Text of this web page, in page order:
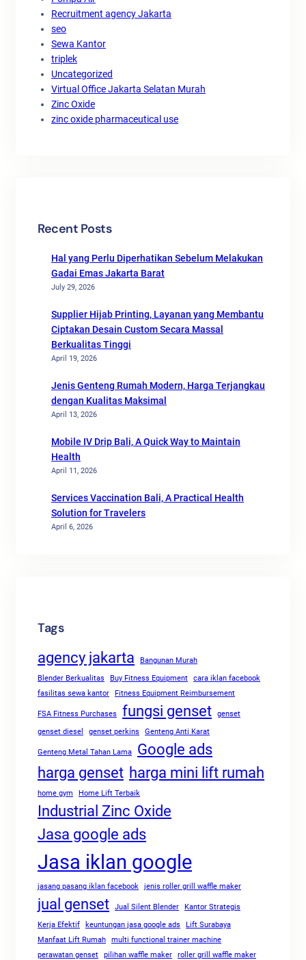
Recruitment agency Jakarta
seo
Sewa Kantor
triplek
Uncategorized
Virtual Office Jakarta Selatan Murah
Zinc Oxide
zinc oxide pharmaceutical use
Recent Posts
Hal yang Perlu Diperhatikan Sebelum Melakukan
Gadai Emas Jakarta Barat
July 29, 2026
Supplier Hijab Printing, Layanan yang Membantu
Ciptakan Desain Custom Secara Massal
Berkualitas Tinggi
April 19, 2026
Jenis Genteng Rumah Modern, Harga Terjangkau
dengan Kualitas Maksimal
April 13, 2026
Mobile IV Drip Bali, A Quick Way to Maintain
Health
April 11, 2026
Services Vaccination Bali, A Practical Health
Solution for Travelers
April 6, 2026
Tags
agency jakarta
Bangunan Murah
Blender Berkualitas
Buy Fitness Equipment
cara iklan facebook
fasilitas sewa kantor
Fitness Equipment Reimbursement
FSA Fitness Purchases fungsi genset
genset
genset diesel
genset perkins Genteng Anti Karat
Genteng Metal Tahan Lama
Google ads
harga genset harga mini lift rumah
home gym Home Lift Terbaik
Industrial Zinc Oxide
Jasa google ads
Jasa iklan google
jasang pasang iklan facebook jenis roller grill waffle maker
jual genset Jual Silent Blender
Kantor Strategis
Kerja Efektif
keuntungan jasa google ads
Lift Surabaya
Manfaat Lift Rumah
multi functional trainer machine
perawatan genset
pilihan waffle maker roller grill waffle maker